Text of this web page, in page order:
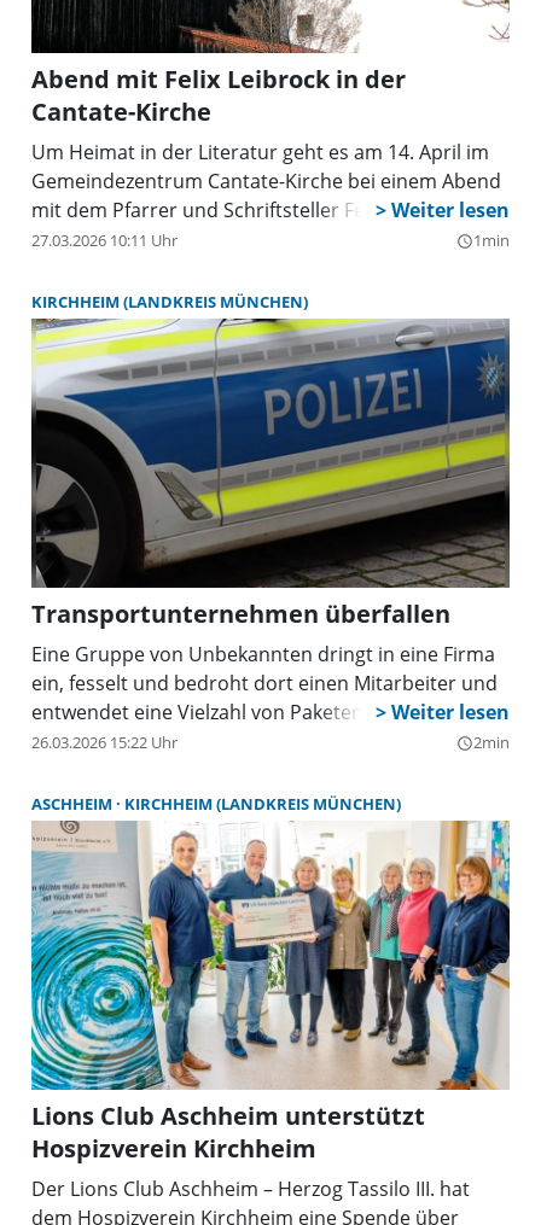
Abend mit Felix Leibrock in der
Cantate-Kirche
Um Heimat in der Literatur geht es am 14. April im
Gemeindezentrum Cantate-Kirche bei einem Abend
mit dem Pfarrer und Schriftsteller Felix Leibrock.
27.03.2026 10:11 Uhr query_builder1min
KIRCHHEIM (LANDKREIS MÜNCHEN)
Transportunternehmen überfallen
Eine Gruppe von Unbekannten dringt in eine Firma
ein, fesselt und bedroht dort einen Mitarbeiter und
entwendet eine Vielzahl von Paketen.
26.03.2026 15:22 Uhr query_builder2min
ASCHHEIM KIRCHHEIM (LANDKREIS MÜNCHEN)
Lions Club Aschheim unterstützt
Hospizverein Kirchheim
Der Lions Club Aschheim – Herzog Tassilo III. hat
dem Hospizverein Kirchheim eine Spende über